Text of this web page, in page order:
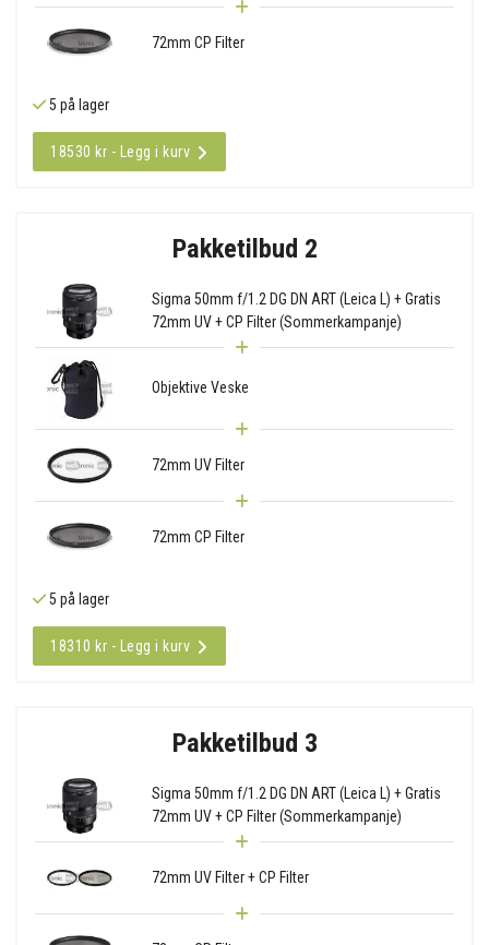
72mm CP Filter
5 på lager
18530 kr - Legg i kurv
Pakketilbud 2
Sigma 50mm f/1.2 DG DN ART (Leica L) + Gratis
72mm UV + CP Filter (Sommerkampanje)
Objektive Veske
72mm UV Filter
72mm CP Filter
5 på lager
18310 kr - Legg i kurv
Pakketilbud 3
Sigma 50mm f/1.2 DG DN ART (Leica L) + Gratis
72mm UV + CP Filter (Sommerkampanje)
72mm UV Filter + CP Filter